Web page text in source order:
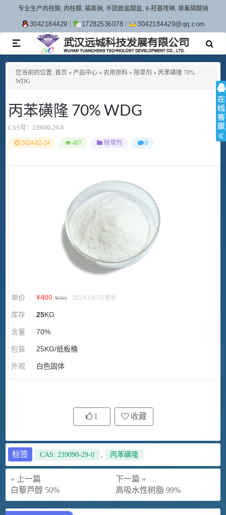
专业生产肉桂酸, 肉桂醛, 福美钠, 半胱胺盐酸盐, 8-羟基喹啉, 单氟磷酸钠
3042184429 17282536078 3042184429@qq.com
TOGGLE
NAVIGATION
您当前的位置: 首页 » 产品中心 » 农用原料 » 除草剂 » 丙苯磺隆 70%
WDG
丙苯磺隆 70% WDG
CAS号： 239090-29-0
2024-02-24 487 除草剂 0
单价 ¥400 ¥950 2024-04-02更新
库存 25KG
含量 70%
包装 25KG/纸板桶
外观 白色固体
1 收藏
标签 CAS: 239090-29-0 , 丙苯磺隆
« 上一篇
白藜芦醇 50%
下一篇 »
高吸水性树脂 99%